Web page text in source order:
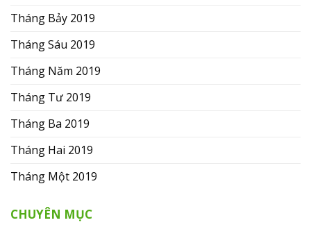
Tháng Bảy 2019
Tháng Sáu 2019
Tháng Năm 2019
Tháng Tư 2019
Tháng Ba 2019
Tháng Hai 2019
Tháng Một 2019
CHUYÊN MỤC